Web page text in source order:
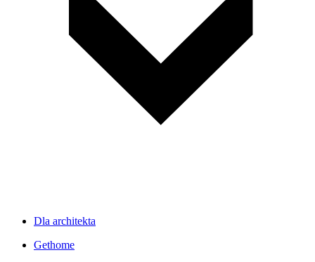
Dla architekta
Gethome